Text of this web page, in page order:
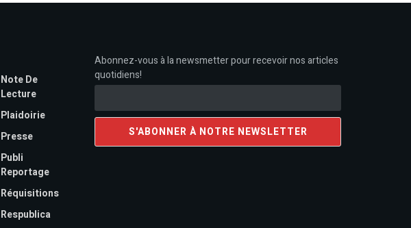
Note De
Lecture
Plaidoirie
Presse
Publi
Reportage
Réquisitions
Respublica
Abonnez-vous à la newsmetter pour recevoir nos articles
quotidiens!